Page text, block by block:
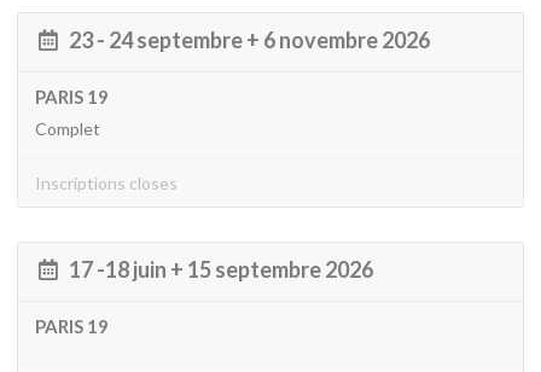
23 - 24 septembre + 6 novembre 2026
PARIS 19
Complet
Inscriptions closes
17 -18 juin + 15 septembre 2026
PARIS 19